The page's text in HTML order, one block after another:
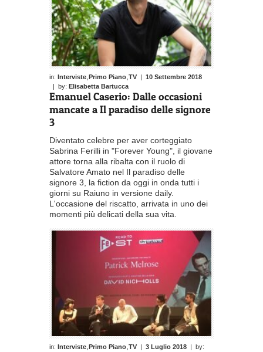
in: Interviste, Primo Piano,TV
10 Settembre 2018
| by: Elisabetta Bartucca
Emanuel Caserio: Dalle occasioni
mancate a Il paradiso delle signore
3
Diventato celebre per aver corteggiato
Sabrina Ferilli in "Forever Young", il giovane
attore torna alla ribalta con il ruolo di
Salvatore Amato nel Il paradiso delle
signore 3, la fiction da oggi in onda tutti i
giorni su Raiuno in versione daily.
L'occasione del riscatto, arrivata in uno dei
momenti più delicati della sua vita.
in: Interviste, Primo Piano,TV 3 Luglio 2018 | by: